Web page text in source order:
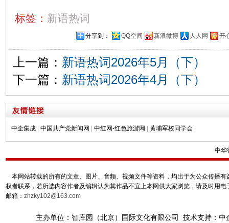
标签： 新语热词
分享到： QQ空间 新浪微博 人人网 开
上一篇： 新语热词2026年5月（下）
下一篇： 新语热词2026年4月（下）
中企集成 中国共产党新闻网 中红网-红色旅游网 黄埔军校同学会
中华
本网站转载的所有的文章、图片、音频、视频文件等资料，均出于为公众传播
权者联系，若所选内容作者及编辑认为其作品不宜上本网供大家浏览，请及时用
邮箱： zhzky102@163.com
主办单位：智库园（北京）国际文化有限公司 技术支持：